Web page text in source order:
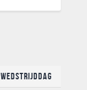
Wedstrijddag